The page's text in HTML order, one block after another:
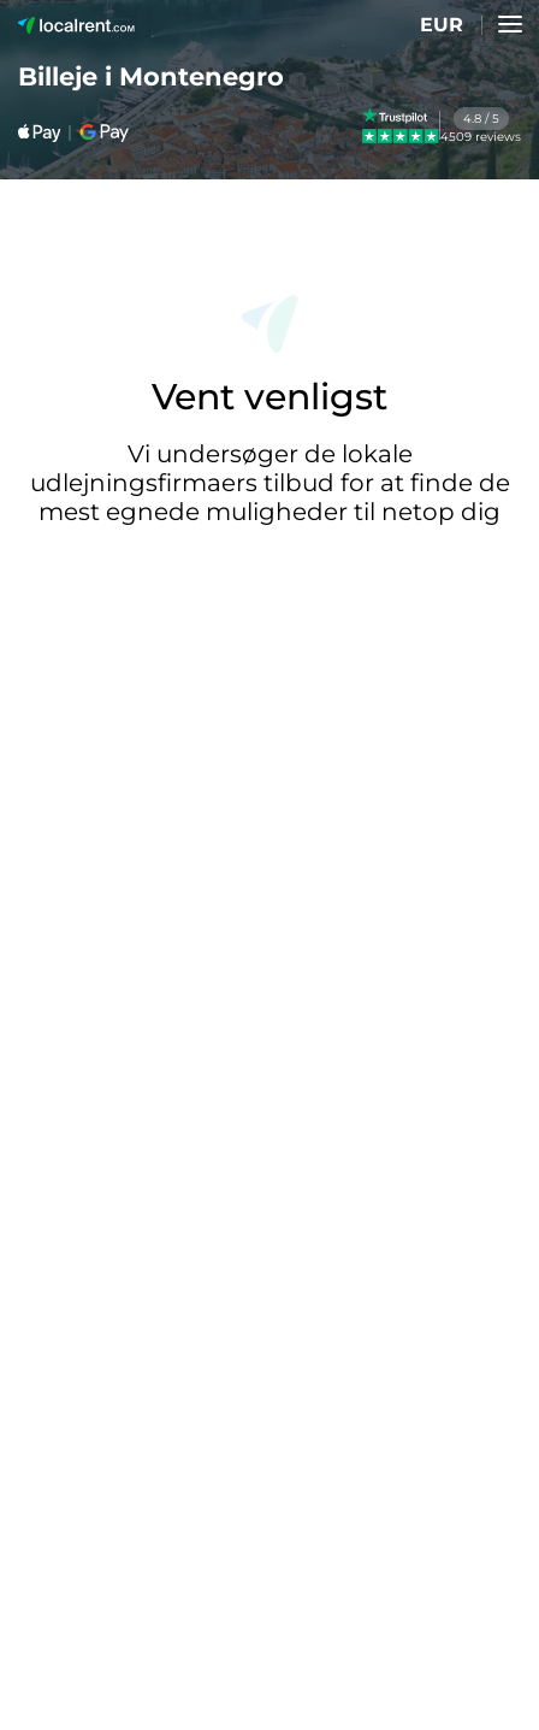
EUR
Billeje i Montenegro
4.8 / 5
4509 reviews
Vent venligst
Vi undersøger de lokale
udlejningsfirmaers tilbud for at finde de
mest egnede muligheder til netop dig